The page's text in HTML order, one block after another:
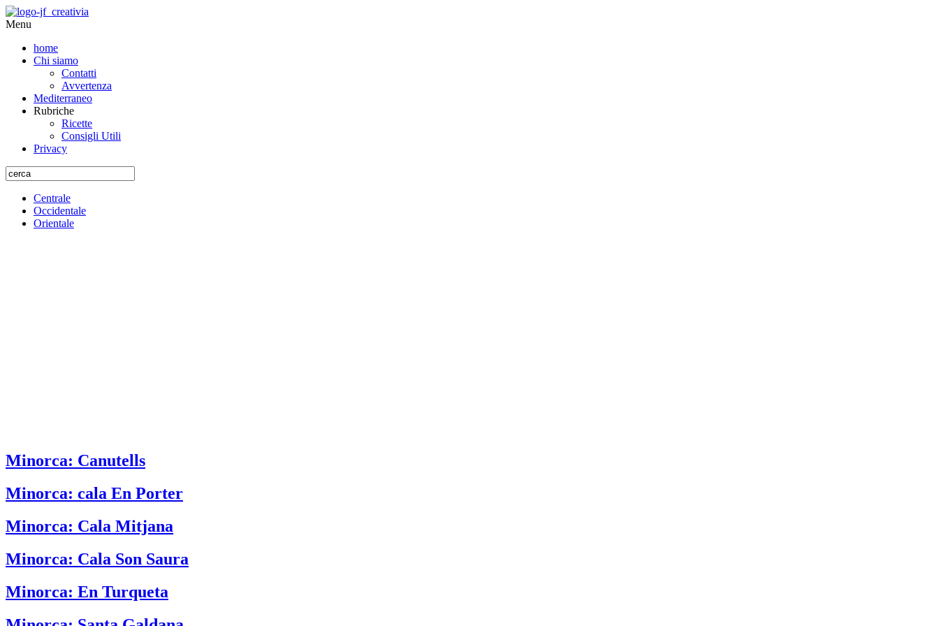
Menu
home
Chi siamo
Contatti
Avvertenza
Mediterraneo
Rubriche
Ricette
Consigli Utili
Privacy
Centrale
Occidentale
Orientale
Minorca: Canutells
Minorca: cala En Porter
Minorca: Cala Mitjana
Minorca: Cala Son Saura
Minorca: En Turqueta